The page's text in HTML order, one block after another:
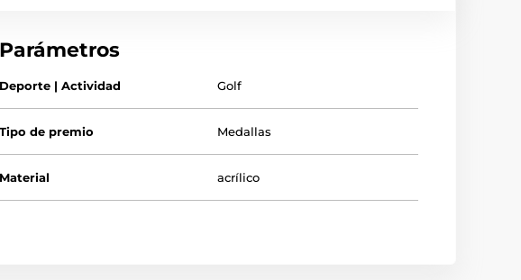
Parámetros
Deporte | Actividad Golf
Tipo de premio Medallas
Material acrílico